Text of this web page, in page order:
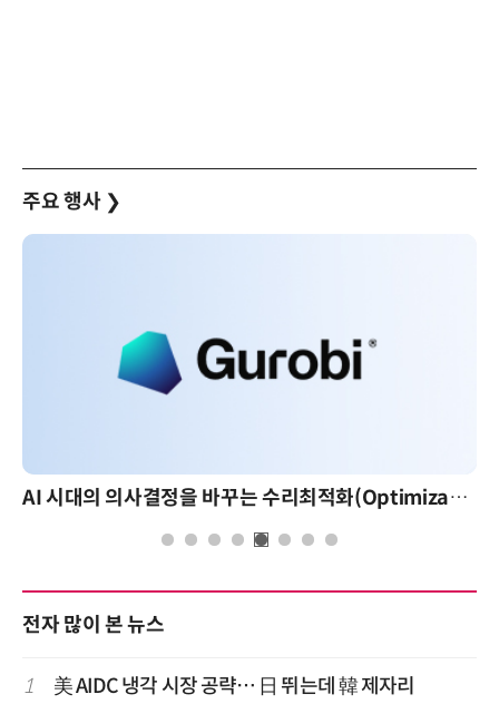
주요 행사 ❯
AI 시대의 의사결정을 바꾸는 수리최적화(Optimization): 실제 산업 적용 사례와 활용 전략 AI 핀옵스
전자 많이 본 뉴스
1 美 AIDC 냉각 시장 공략… 日 뛰는데 韓 제자리